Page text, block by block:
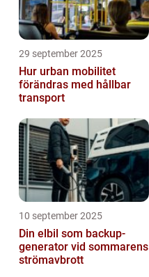
29 september 2025
Hur urban mobilitet
förändras med hållbar
transport
10 september 2025
Din elbil som backup-
generator vid sommarens
strömavbrott